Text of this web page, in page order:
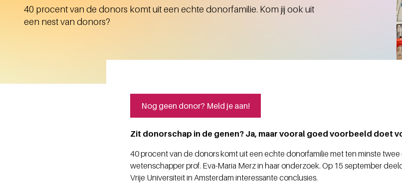
40 procent van de donors komt uit een echte donorfamilie. Kom jij ook uit
een nest van donors?
Nog geen donor? Meld je aan!
Zit donorschap in de genen? Ja, maar vooral goed voorbeeld doet
40 procent van de donors komt uit een echte donorfamilie met ten minste
wetenschapper prof. Eva-Maria Merz in haar onderzoek. Op 15 september
Vrije Universiteit in Amsterdam interessante conclusies.